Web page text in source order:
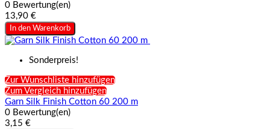
0 Bewertung(en)
13,90 €
In den Warenkorb
Sonderpreis!
Zur Wunschliste hinzufügen
Zum Vergleich hinzufügen
Garn Silk Finish Cotton 60 200 m
0 Bewertung(en)
3,15 €